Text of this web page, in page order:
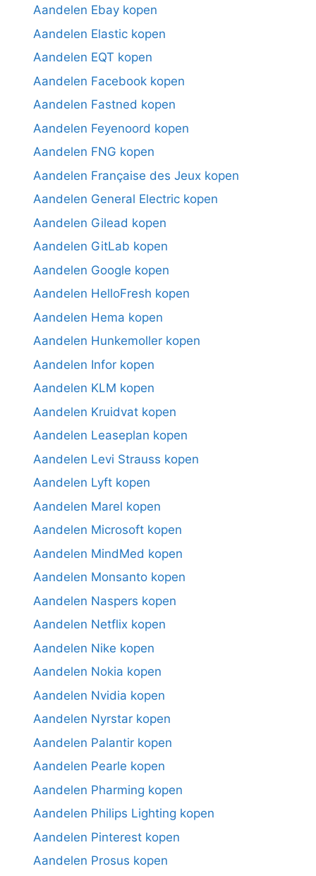
Aandelen Ebay kopen
Aandelen Elastic kopen
Aandelen EQT kopen
Aandelen Facebook kopen
Aandelen Fastned kopen
Aandelen Feyenoord kopen
Aandelen FNG kopen
Aandelen Française des Jeux kopen
Aandelen General Electric kopen
Aandelen Gilead kopen
Aandelen GitLab kopen
Aandelen Google kopen
Aandelen HelloFresh kopen
Aandelen Hema kopen
Aandelen Hunkemoller kopen
Aandelen Infor kopen
Aandelen KLM kopen
Aandelen Kruidvat kopen
Aandelen Leaseplan kopen
Aandelen Levi Strauss kopen
Aandelen Lyft kopen
Aandelen Marel kopen
Aandelen Microsoft kopen
Aandelen MindMed kopen
Aandelen Monsanto kopen
Aandelen Naspers kopen
Aandelen Netflix kopen
Aandelen Nike kopen
Aandelen Nokia kopen
Aandelen Nvidia kopen
Aandelen Nyrstar kopen
Aandelen Palantir kopen
Aandelen Pearle kopen
Aandelen Pharming kopen
Aandelen Philips Lighting kopen
Aandelen Pinterest kopen
Aandelen Prosus kopen